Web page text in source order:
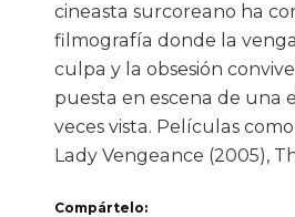
cineasta surcoreano ha
filmografía donde la
culpa y la obsesión
puesta en escena de una
veces vista. Películas
Lady Vengeance (2005),
Compártelo: